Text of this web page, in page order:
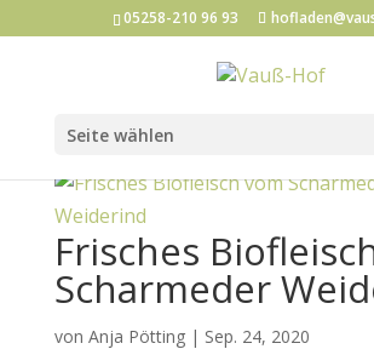
05258-210 96 93
Seite wählen
Frisches
Scharmeder
von Anja Pötting| Sep. 24, 2020